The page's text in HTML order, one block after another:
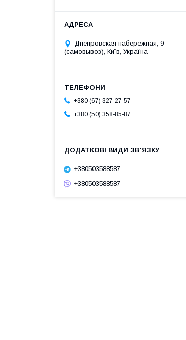
Днепровская набережная, 9
(самовывоз), Київ, Україна
+380 (67) 327-27-57
+380 (50) 358-85-87
+380503588587
+380503588587